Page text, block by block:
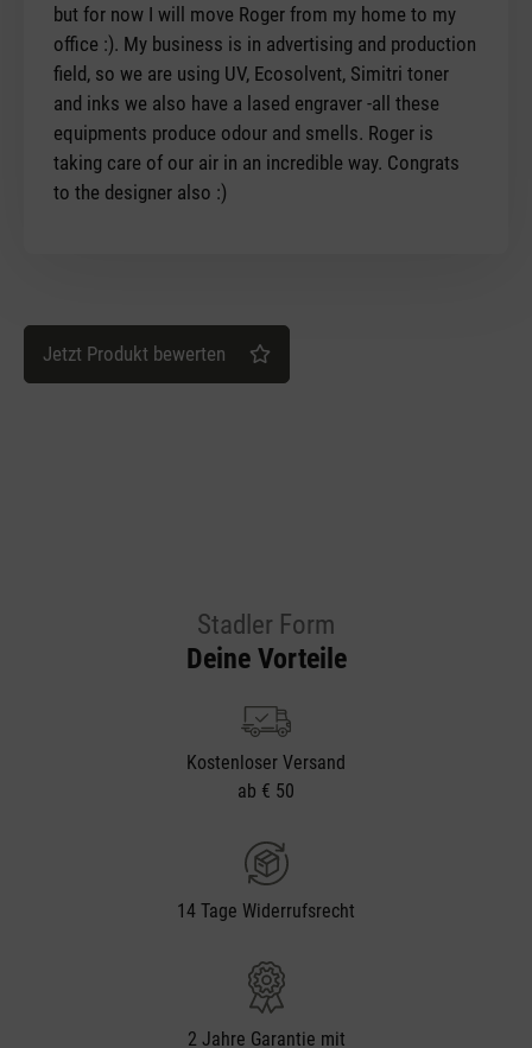
but for now I will move Roger from my home to my
office :). My business is in advertising and production
field, so we are using UV, Ecosolvent, Simitri toner
and inks we also have a lased engraver -all these
equipments produce odour and smells. Roger is
taking care of our air in an incredible way. Congrats
to the designer also :)
Jetzt Produkt bewerten
Stadler Form
Deine Vorteile
Kostenloser Versand
ab € 50
14 Tage Widerrufsrecht
2 Jahre Garantie mit